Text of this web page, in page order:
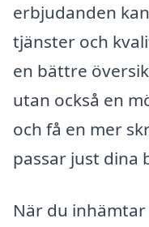
erbjudanden
tjänster och
en bättre
utan också en
och få en mer
passar just dina
När du